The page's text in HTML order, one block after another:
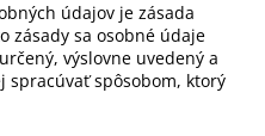
údajov je zásada
zásady sa osobné údaje
výslovne uvedený a
spracúvať spôsobom, ktorý